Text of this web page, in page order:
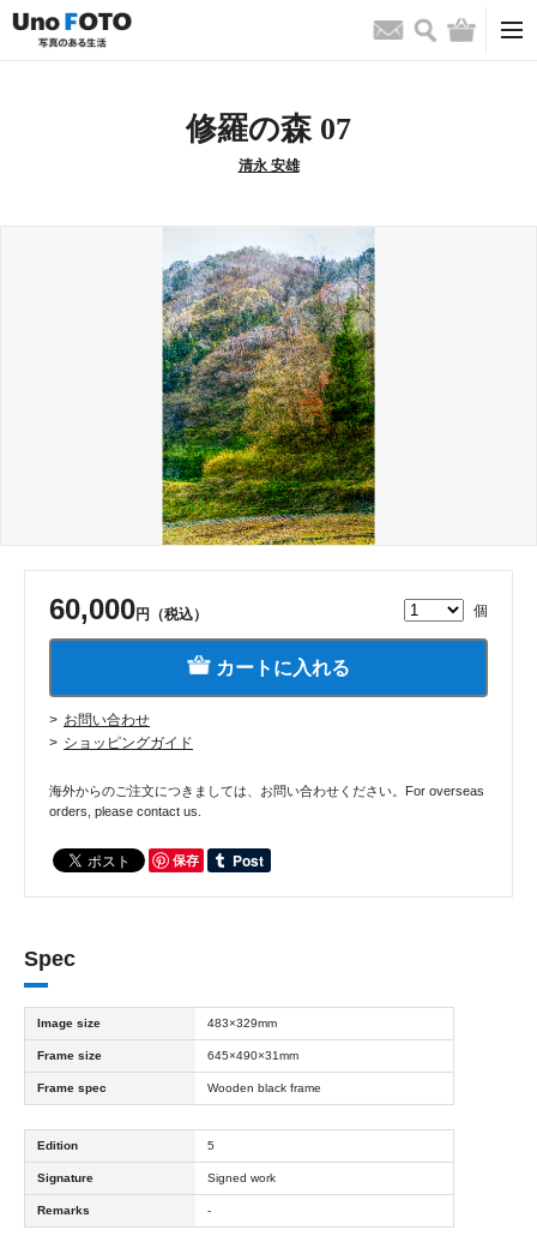
お問い合わせ
検索 バッグ
修羅の森 07
清永 安雄
60,000円（税込） 個
カートに入れる
お問い合わせ
ショッピングガイド
海外からのご注文につきましては、お問い合わせください。For overseas
orders, please contact us.
保存
Spec
Image size 483×329mm
Frame size 645×490×31mm
Frame spec Wooden black frame
Edition 5
Signature Signed work
Remarks -